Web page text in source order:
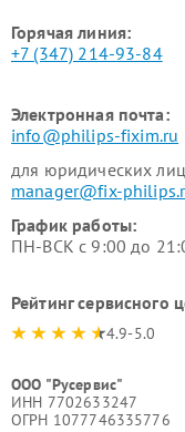
Горячая линия:
+7 (347) 214-93-84
Электронная почта:
info@philips-fixim.ru
для юридических лиц
manager@fix-
График работы:
ПН-ВСК с 9:00 до
Рейтинг сервисного
4.9-5.0
ООО "Русервис"
ИНН 7702633247
ОГРН 1077746335776